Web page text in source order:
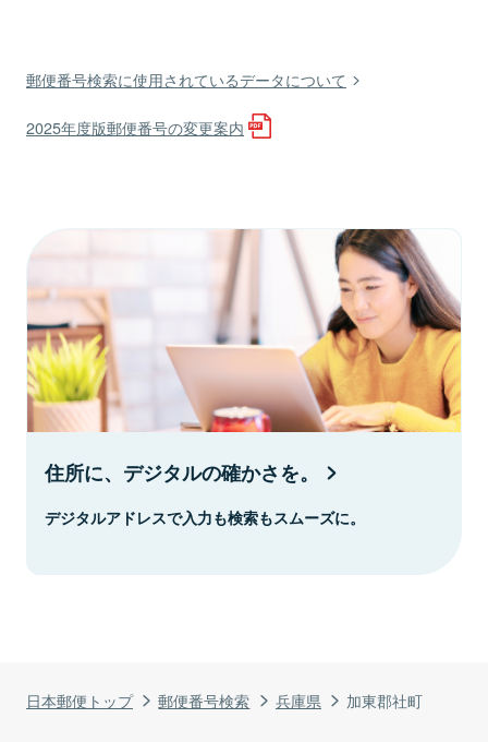
日本郵便トップ 郵便番号検索 兵庫県 加東郡社町
郵便番号検索に使用されているデータについて
2025年度版郵便番号の変更案内
住所に、デジタルの確かさを。
デジタルアドレスで入力も検索もスムーズに。